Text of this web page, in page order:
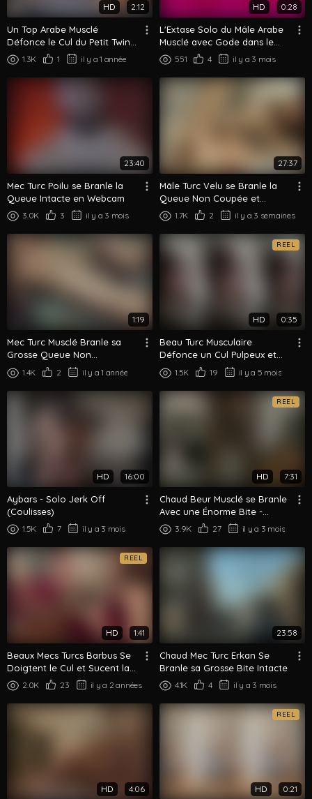
HD 2:12
Un Top Arabe Musclé
Défonce le Cul du Petit Twink
aux Cheveux Rose en
Levrette
1.3K 1 il y a 1 année
HD 0:28
L'Extase Solo du Mâle Arabe
Musclé avec Gode dans le
Bain Chaud
551 4 il y a 3 mois
23:40
Mec Turc Poilu se Branle la
Queue Intacte en Webcam
3.0K 3 il y a 3 mois
27:37
Mâle Turc Velu se Branle la
Queue Non Coupée et
Expose son Cul
1.7K 2 il y a 3 semaines
1:19
Mec Turc Musclé Branle sa
Grosse Queue Non
Circoncise
1.4K 2 il y a 1 année
REEL
HD 0:35
Beau Turc Musculaire
Défonce un Cul Pulpeux et
Clair en Levrette
1.5K 19 il y a 5 mois
HD 16:00
Aybars - Solo Jerk Off
(Coulisses)
1.5K 7 il y a 3 mois
REEL
HD 7:31
Chaud Beur Musclé se Branle
Avec une Énorme Bite -
Spectacle de Branlette Solo!
3.9K 27 il y a 3 mois
REEL
HD 1:41
Beaux Mecs Turcs Barbus Se
Doigtent le Cul et Sucent la
Bite Dur
2.0K 23 il y a 2 années
23:58
Chaud Mec Turc Erkan Se
Branle sa Grosse Bite Intacte
4.1K 4 il y a 3 mois
HD 4:06
REEL
HD 0:21